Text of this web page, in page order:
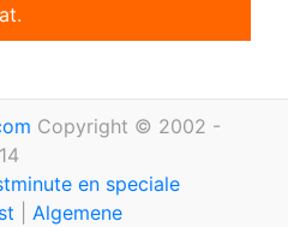
Copyright © 2002 -
en speciale
Algemene